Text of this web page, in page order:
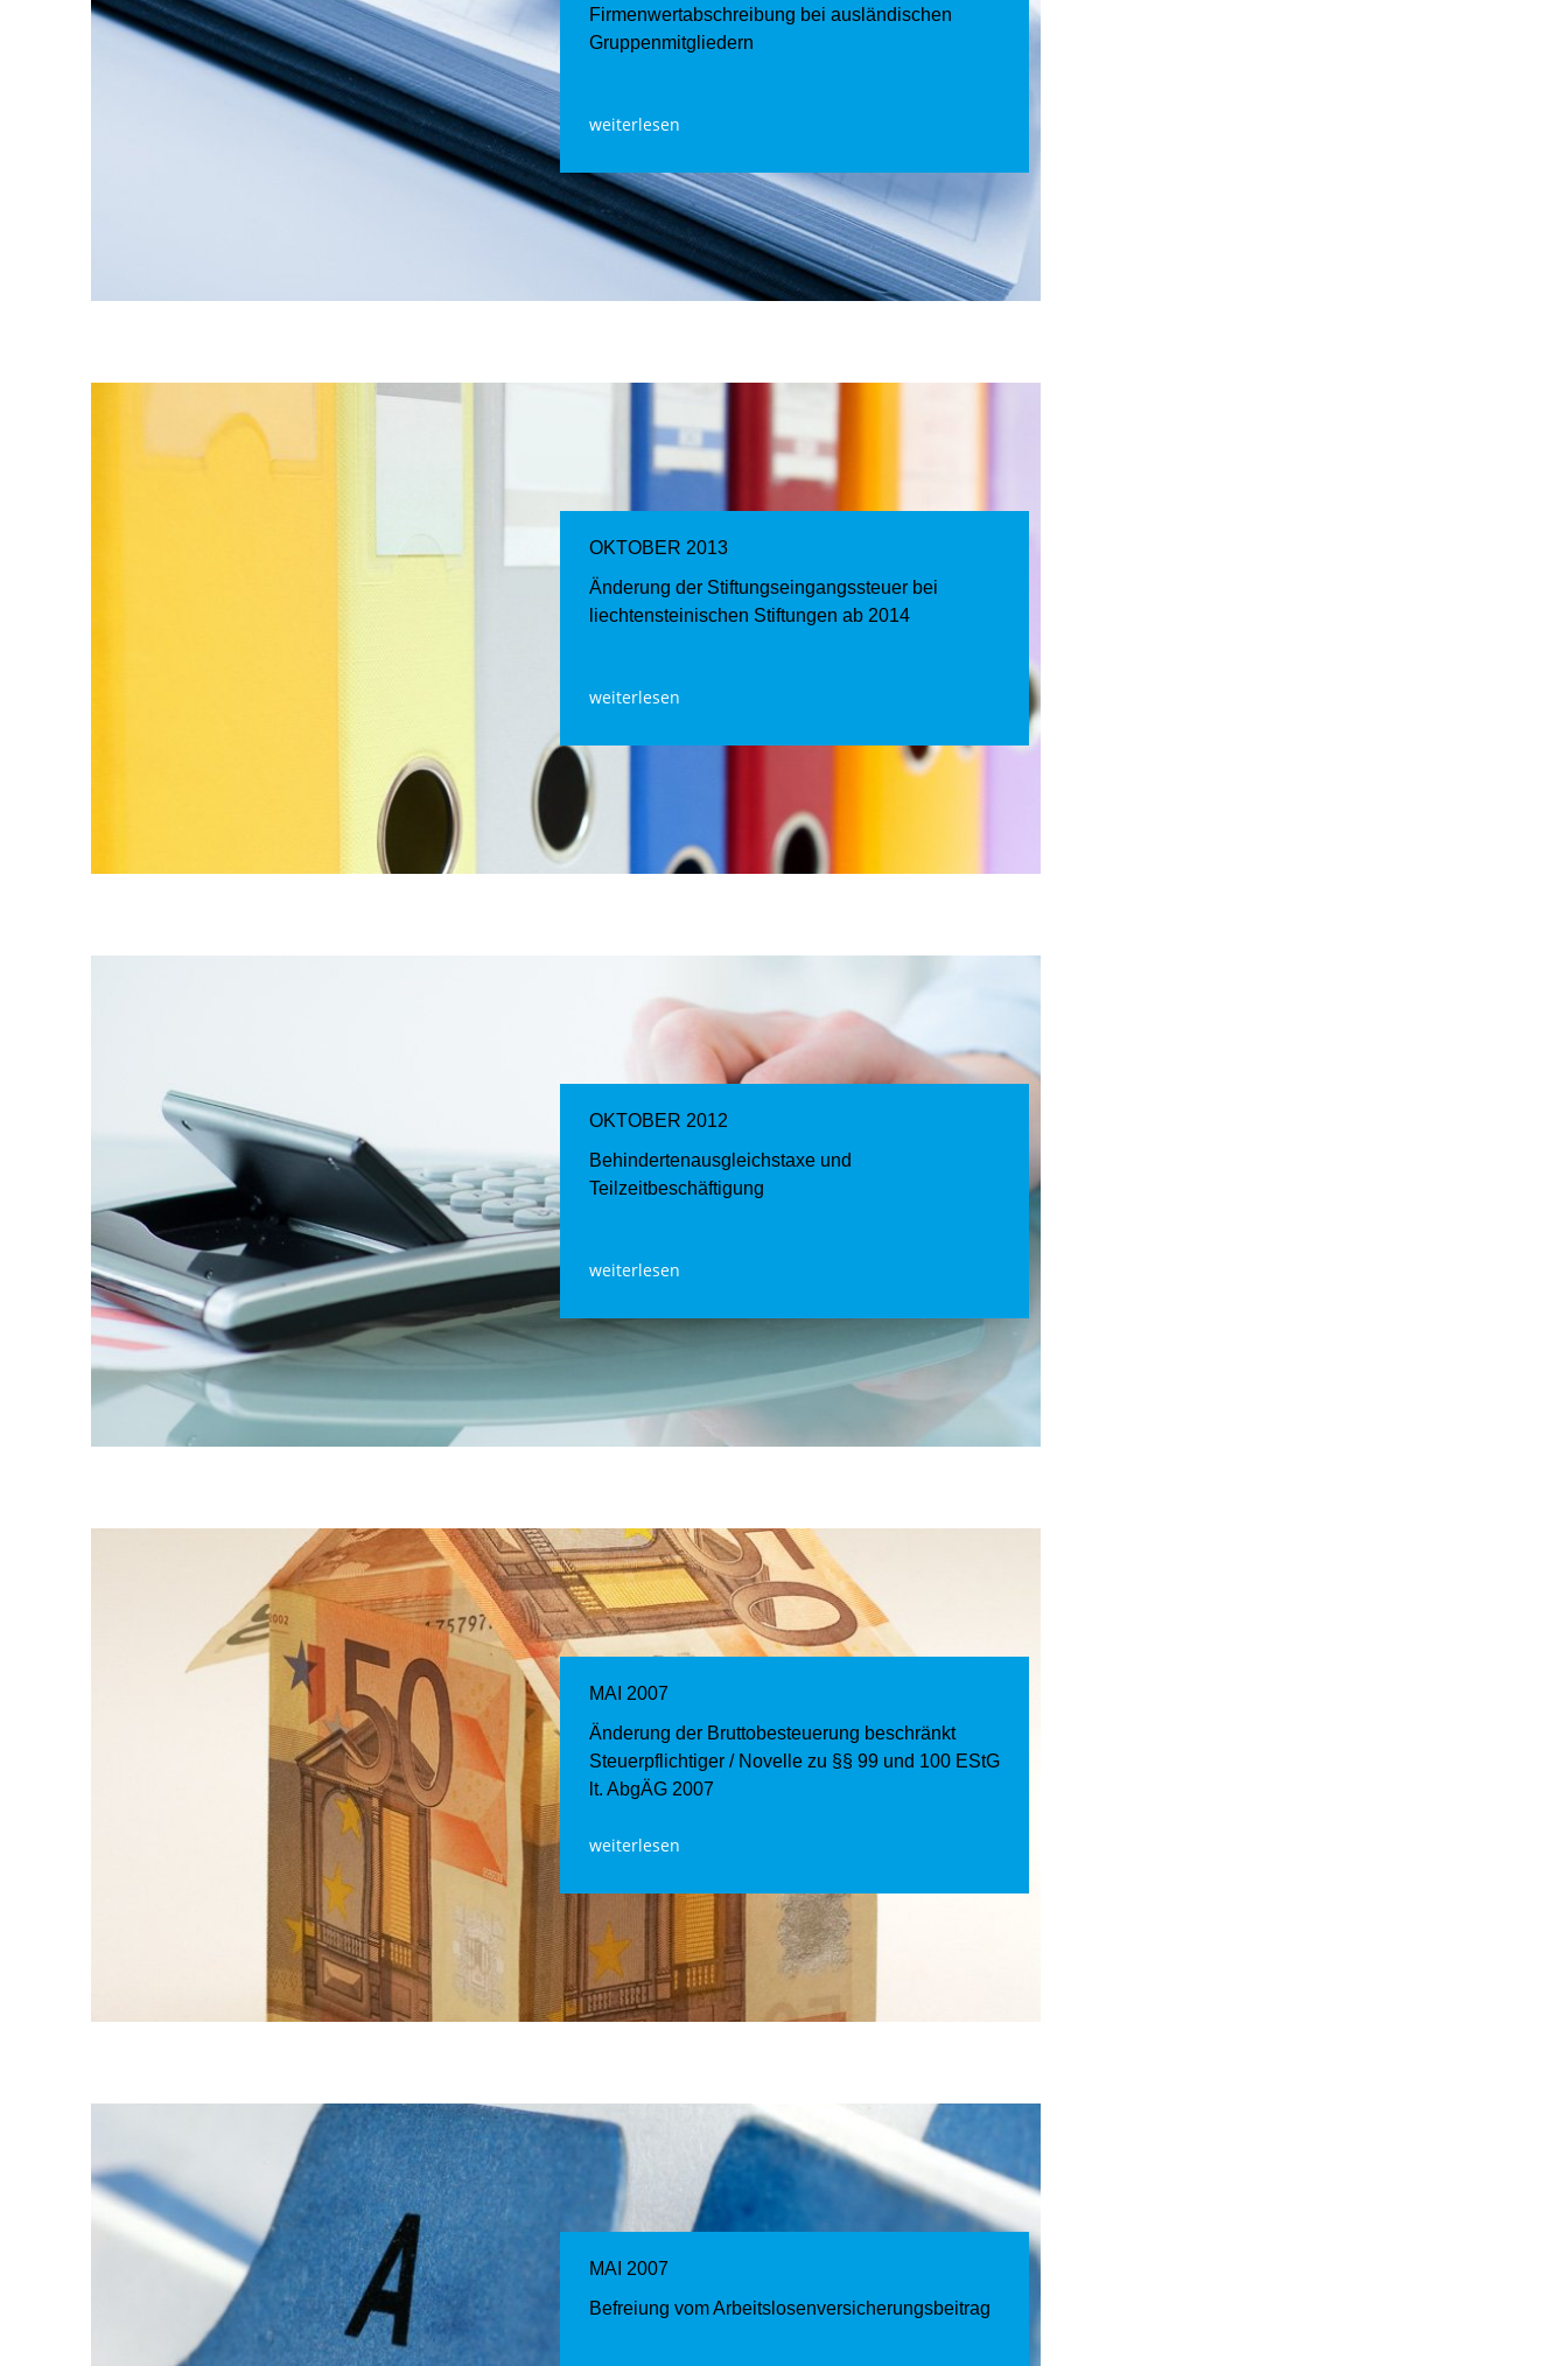
Firmenwertabschreibung bei ausländischen
Gruppenmitgliedern
weiterlesen
OKTOBER 2013
Änderung der Stiftungseingangssteuer bei
liechtensteinischen Stiftungen ab 2014
weiterlesen
OKTOBER 2012
Behindertenausgleichstaxe und
Teilzeitbeschäftigung
weiterlesen
MAI 2007
Änderung der Bruttobesteuerung beschränkt
Steuerpflichtiger / Novelle zu §§ 99 und 100 EStG
lt. AbgÄG 2007
weiterlesen
MAI 2007
Befreiung vom Arbeitslosenversicherungsbeitrag